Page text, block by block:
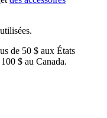
de 50 $ aux États
$ au Canada.